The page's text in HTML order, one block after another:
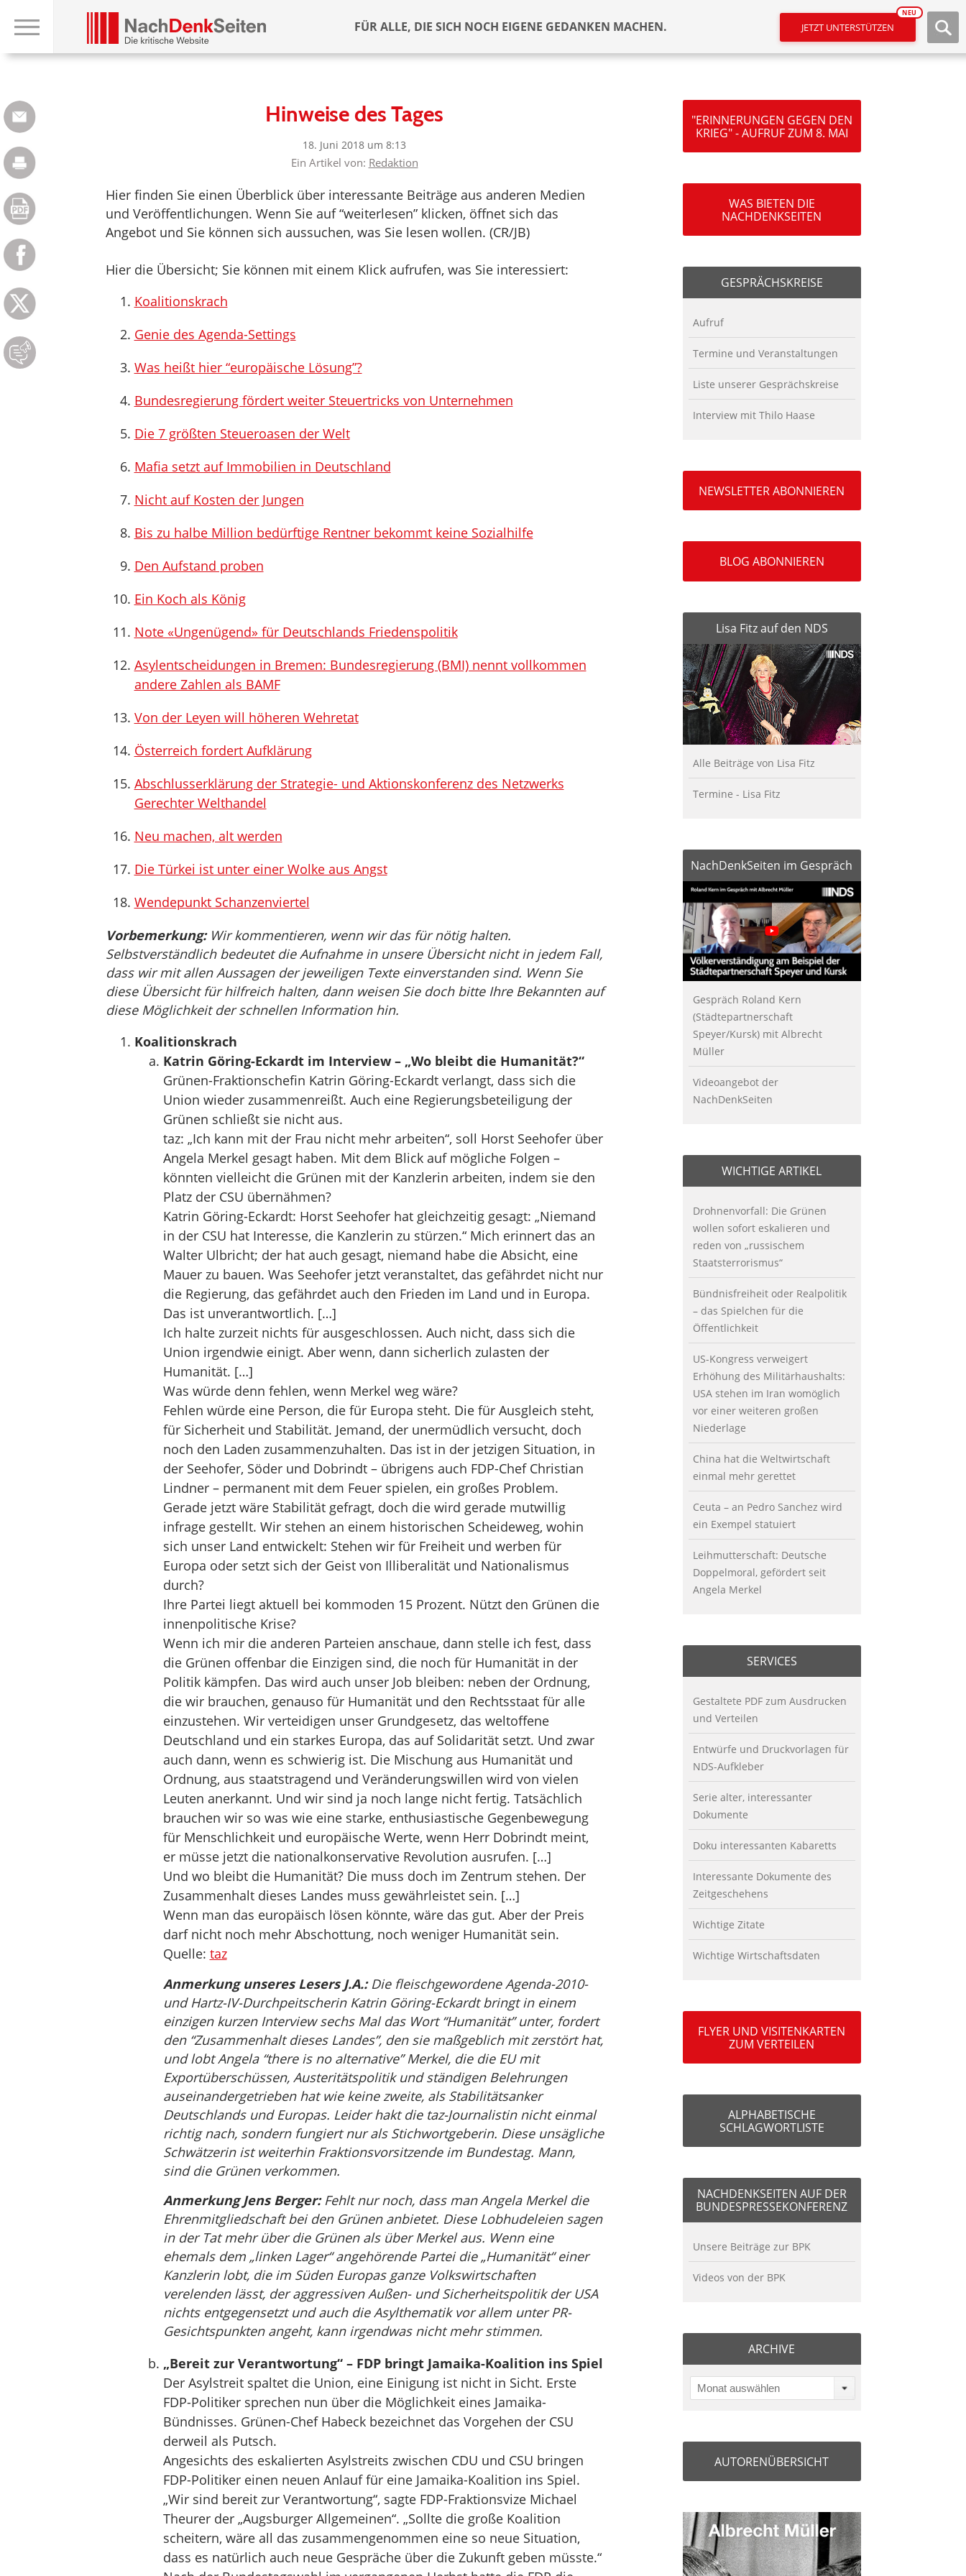
FÜR ALLE, DIE SICH NOCH EIGENE GEDANKEN MACHEN. JETZT UNTERSTÜTZEN
NEU
Hinweise des Tages
18. Juni 2018 um 8:13
Ein Artikel von: Redaktion
Hier finden Sie einen Überblick über interessante Beiträge aus anderen Medien
und Veröffentlichungen. Wenn Sie auf “weiterlesen” klicken, öffnet sich das
Angebot und Sie können sich aussuchen, was Sie lesen wollen. (CR/JB)
Hier die Übersicht; Sie können mit einem Klick aufrufen, was Sie interessiert:
Koalitionskrach
Genie des Agenda-Settings
Was heißt hier “europäische Lösung”?
Bundesregierung fördert weiter Steuertricks von Unternehmen
Die 7 größten Steueroasen der Welt
Mafia setzt auf Immobilien in Deutschland
Nicht auf Kosten der Jungen
Bis zu halbe Million bedürftige Rentner bekommt keine Sozialhilfe
Den Aufstand proben
Ein Koch als König
Note «Ungenügend» für Deutschlands Friedenspolitik
Asylentscheidungen in Bremen: Bundesregierung (BMI) nennt vollkommen
andere Zahlen als BAMF
Von der Leyen will höheren Wehretat
Österreich fordert Aufklärung
Abschlusserklärung der Strategie- und Aktionskonferenz des Netzwerks
Gerechter Welthandel
Neu machen, alt werden
Die Türkei ist unter einer Wolke aus Angst
Wendepunkt Schanzenviertel
Vorbemerkung:Wir kommentieren, wenn wir das für nötig halten.
Selbstverständlich bedeutet die Aufnahme in unsere Übersicht nicht in jedem Fall,
dass wir mit allen Aussagen der jeweiligen Texte einverstanden sind. Wenn Sie
diese Übersicht für hilfreich halten, dann weisen Sie doch bitte Ihre Bekannten auf
diese Möglichkeit der schnellen Information hin.
Koalitionskrach
Katrin Göring-Eckardt im Interview – „Wo bleibt die Humanität?“
Grünen-Fraktionschefin Katrin Göring-Eckardt verlangt, dass sich die
Union wieder zusammen­reißt. Auch eine Regierungs­beteiligung der
Grünen schließt sie nicht aus.
taz: „Ich kann mit der Frau nicht mehr arbeiten“, soll Horst Seehofer über
Angela Merkel gesagt haben. Mit dem Blick auf mögliche Folgen –
könnten vielleicht die Grünen mit der Kanzlerin arbeiten, indem sie den
Platz der CSU übernähmen?
Katrin Göring-Eckardt: Horst Seehofer hat gleichzeitig gesagt: „Niemand
in der CSU hat Interesse, die Kanzlerin zu stürzen.“ Mich erinnert das an
Walter Ulbricht; der hat auch gesagt, niemand habe die Absicht, eine
Mauer zu bauen. Was Seehofer jetzt veranstaltet, das gefährdet nicht nur
die Regierung, das gefährdet auch den Frieden im Land und in Europa.
Das ist unverantwortlich. […]
Ich halte zurzeit nichts für ausgeschlossen. Auch nicht, dass sich die
Union irgendwie einigt. Aber wenn, dann sicherlich zulasten der
Humanität. […]
Was würde denn fehlen, wenn Merkel weg wäre?
Fehlen würde eine Person, die für Europa steht. Die für Ausgleich steht,
für Sicherheit und Stabilität. Jemand, der unermüdlich versucht, doch
noch den Laden zusammenzuhalten. Das ist in der jetzigen Situation, in
der Seehofer, Söder und Dobrindt – übrigens auch FDP-Chef Christian
Lindner – permanent mit dem Feuer spielen, ein großes Problem.
Gerade jetzt wäre Stabilität gefragt, doch die wird gerade mutwillig
infrage gestellt. Wir stehen an einem historischen Scheideweg, wohin
sich unser Land entwickelt: Stehen wir für Freiheit und werben für
Europa oder setzt sich der Geist von Illiberalität und Nationalismus
durch?
Ihre Partei liegt aktuell bei kommoden 15 Prozent. Nützt den Grünen die
innenpolitische Krise?
Wenn ich mir die anderen Parteien anschaue, dann stelle ich fest, dass
die Grünen offenbar die Einzigen sind, die noch für Humanität in der
Politik kämpfen. Das wird auch unser Job bleiben: neben der Ordnung,
die wir brauchen, genauso für Humanität und den Rechtsstaat für alle
einzustehen. Wir verteidigen unser Grundgesetz, das weltoffene
Deutschland und ein starkes Europa, das auf Solidarität setzt. Und zwar
auch dann, wenn es schwierig ist. Die Mischung aus Humanität und
Ordnung, aus staatstragend und Veränderungswillen wird von vielen
Leuten anerkannt. Und wir sind ja noch lange nicht fertig. Tatsächlich
brauchen wir so was wie eine starke, enthusiastische Gegenbewegung
für Menschlichkeit und europäische Werte, wenn Herr Dobrindt meint,
er müsse jetzt die nationalkonservative Revolution ausrufen. […]
Und wo bleibt die Humanität? Die muss doch im Zentrum stehen. Der
Zusammenhalt dieses Landes muss gewährleistet sein. […]
Wenn man das europäisch lösen könnte, wäre das gut. Aber der Preis
darf nicht noch mehr Abschottung, noch weniger Humanität sein.
Quelle: taz
Anmerkung unseres Lesers J.A.:Die fleischgewordene Agenda-2010-
und Hartz-IV-Durchpeitscherin Katrin Göring-Eckardt bringt in einem
einzigen kurzen Interview sechs Mal das Wort “Humanität” unter, fordert
den “Zusammenhalt dieses Landes”, den sie maßgeblich mit zerstört hat,
und lobt Angela “there is no alternative” Merkel, die die EU mit
Exportüberschüssen, Austeritätspolitik und ständigen Belehrungen
auseinandergetrieben hat wie keine zweite, als Stabilitätsanker
Deutschlands und Europas. Leider hakt die taz-Journalistin nicht einmal
richtig nach, sondern fungiert nur als Stichwortgeberin. Diese unsägliche
Schwätzerin ist weiterhin Fraktionsvorsitzende im Bundestag. Mann,
sind die Grünen verkommen.
Anmerkung Jens Berger:Fehlt nur noch, dass man Angela Merkel die
Ehrenmitgliedschaft bei den Grünen anbietet. Diese Lobhudeleien sagen
in der Tat mehr über die Grünen als über Merkel aus. Wenn eine
ehemals dem „linken Lager“ angehörende Partei die „Humanität“ einer
Kanzlerin lobt, die im Süden Europas ganze Volkswirtschaften
verelenden lässt, der aggressiven Außen- und Sicherheitspolitik der USA
nichts entgegensetzt und auch die Asylthematik vor allem unter PR-
Gesichtspunkten angeht, kann irgendwas nicht mehr stimmen.
„Bereit zur Verantwortung“ – FDP bringt Jamaika-Koalition ins Spiel
Der Asylstreit spaltet die Union, eine Einigung ist nicht in Sicht. Erste
FDP-Politiker sprechen nun über die Möglichkeit eines Jamaika-
Bündnisses. Grünen-Chef Habeck bezeichnet das Vorgehen der CSU
derweil als Putsch.
Angesichts des eskalierten Asylstreits zwischen CDU und CSU bringen
FDP-Politiker einen neuen Anlauf für eine Jamaika-Koalition ins Spiel.
„Wir sind bereit zur Verantwortung“, sagte FDP-Fraktionsvize Michael
Theurer der „Augsburger Allgemeinen“. „Sollte die große Koalition
scheitern, wäre all das zusammengenommen eine so neue Situation,
dass es natürlich auch neue Gespräche über die Zukunft geben müsste.“
"ERINNERUNGEN GEGEN DEN
KRIEG" - AUFRUF ZUM 8. MAI
WAS BIETEN DIE
NACHDENKSEITEN
GESPRÄCHSKREISE
Aufruf
Termine und Veranstaltungen
Liste unserer Gesprächskreise
Interview mit Thilo Haase
NEWSLETTER ABONNIEREN
BLOG ABONNIEREN
Lisa Fitz auf den NDS
Alle Beiträge von Lisa Fitz
Termine - Lisa Fitz
NachDenkSeiten im Gespräch
Gespräch Roland Kern
(Städtepartnerschaft
Speyer/Kursk) mit Albrecht
Müller
Videoangebot der
NachDenkSeiten
WICHTIGE ARTIKEL
Drohnenvorfall: Die Grünen
wollen sofort eskalieren und
reden von „russischem
Staatsterrorismus“
Bündnisfreiheit oder Realpolitik
– das Spielchen für die
Öffentlichkeit
US-Kongress verweigert
Erhöhung des Militärhaushalts:
USA stehen im Iran womöglich
vor einer weiteren großen
Niederlage
China hat die Weltwirtschaft
einmal mehr gerettet
Ceuta – an Pedro Sanchez wird
ein Exempel statuiert
Leihmutterschaft: Deutsche
Doppelmoral, gefördert seit
Angela Merkel
SERVICES
Gestaltete PDF zum Ausdrucken
und Verteilen
Entwürfe und Druckvorlagen für
NDS-Aufkleber
Serie alter, interessanter
Dokumente
Doku interessanten Kabaretts
Interessante Dokumente des
Zeitgeschehens
Wichtige Zitate
Wichtige Wirtschaftsdaten
FLYER UND VISITENKARTEN
ZUM VERTEILEN
ALPHABETISCHE
SCHLAGWORTLISTE
NACHDENKSEITEN AUF DER
BUNDESPRESSEKONFERENZ
Unsere Beiträge zur BPK
Videos von der BPK
ARCHIVE
Monat auswählen
AUTORENÜBERSICHT